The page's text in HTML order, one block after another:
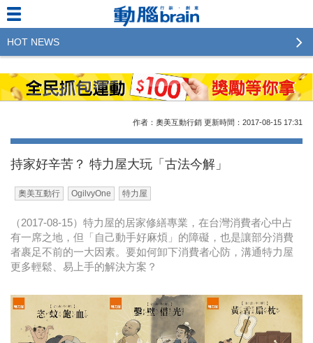
作者：奧美互動行銷 更新時間：2017-08-15 17:31
持家好辛苦？ 特力屋大玩「古法今解」
奧美互動行 OgilvyOne 特力屋
（2017-08-15）特力屋的居家修繕專業，在台灣消費者心中占
有一席之地，但「自己動手好麻煩」的障礙，也是讓部分消費
者裹足不前的一大因素。要如何卸下消費者心防，溝通特力屋
更多輕鬆、易上手的解決方案？
HOT NEWS
2023行銷傳播傑出貢獻獎 啟動徵件！期許參賽作品
更創新及具影響力
2022行銷傳播傑出貢獻獎得獎名單揭曉，近400位行
感美照
2023台灣民生快消品牌排行 14億次國民消費揭曉品
牌足跡贏家
域動行銷公布人事異動
CSD中衛營運長張德成：中衛跳脫框架 玩出口罩新
時尚